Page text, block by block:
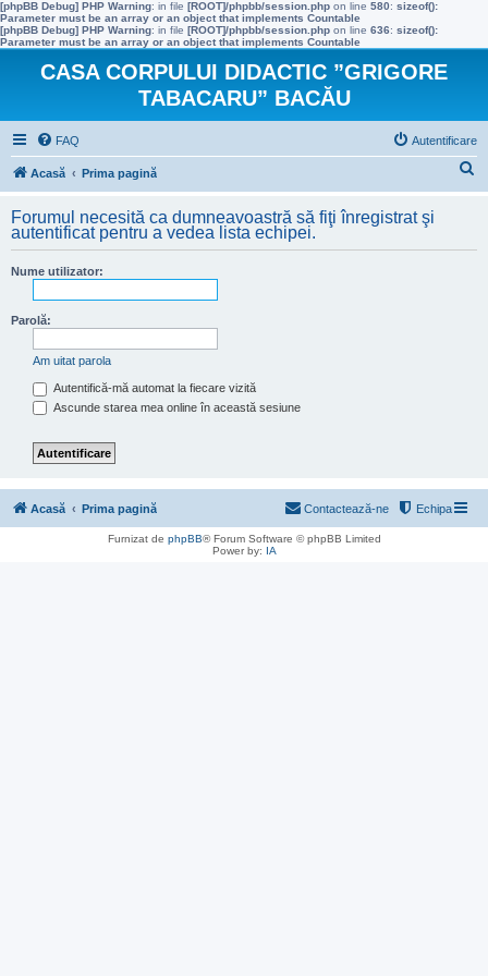
[phpBB Debug] PHP Warning: in file [ROOT]/phpbb/session.php on line 580: sizeof():
Parameter must be an array or an object that implements Countable
[phpBB Debug] PHP Warning: in file [ROOT]/phpbb/session.php on line 636: sizeof():
Parameter must be an array or an object that implements Countable
CASA CORPULUI DIDACTIC ”GRIGORE
TABACARU” BACĂU
FAQ Autentificare
Acasă Prima pagină
t
Forumul necesită ca dumneavoastră să fiţi înregistrat şi
autentificat pentru a vedea lista echipei.
Nume utilizator:
Parolă:
Am uitat parola
Autentifică-mă automat la fiecare vizită
Ascunde starea mea online în această sesiune
Acasă Prima pagină Echipa
Contactează-ne
Furnizat de phpBB® Forum Software © phpBB Limited
Power by: IA